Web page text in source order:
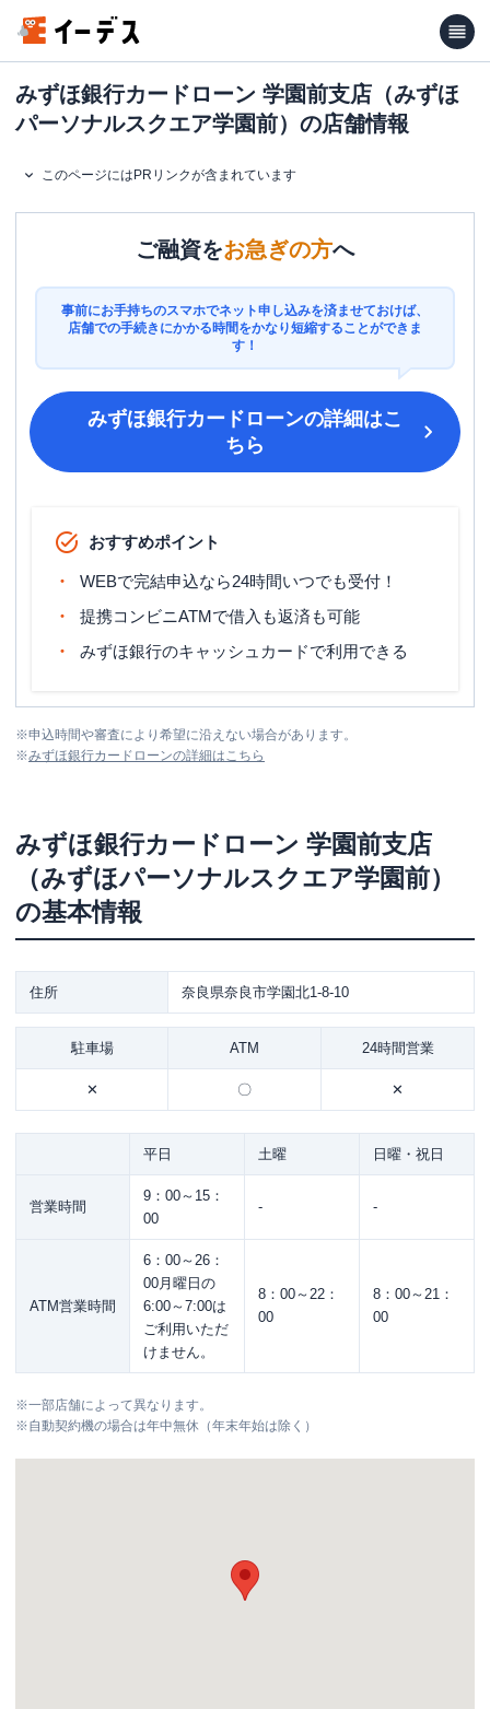
みずほ銀行カードローン 学園前支店（みずほ
パーソナルスクエア学園前）の店舗情報
このページにはPRリンクが含まれています
ご融資をお急ぎの方へ
事前にお手持ちのスマホでネット申し込みを済ませておけば、
店舗での手続きにかかる時間をかなり短縮することができま
す！
みずほ銀行カードローンの詳細はこ
ちら
おすすめポイント
WEBで完結申込なら24時間いつでも受付！
提携コンビニATMで借入も返済も可能
みずほ銀行のキャッシュカードで利用できる
※申込時間や審査により希望に沿えない場合があります。
※みずほ銀行カードローンの詳細はこちら
みずほ銀行カードローン 学園前支店
（みずほパーソナルスクエア学園前）
の基本情報
住所 奈良県奈良市学園北1-8-10
駐車場 ATM 24時間営業
✕ 〇 ✕
平日 土曜 日曜・祝日
営業時間
9：00～15：
00
- -
ATM営業時間
6：00～26：
00月曜日の
6:00～7:00は
ご利用いただ
けません。
8：00～22：
00
8：00～21：
00
※一部店舗によって異なります。
※自動契約機の場合は年中無休（年末年始は除く）